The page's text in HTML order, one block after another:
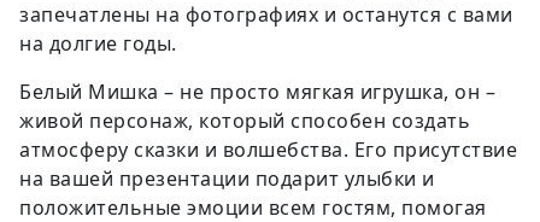
запечатлены на фотографиях и останутся с вами
на долгие годы.
Белый Мишка – не просто мягкая игрушка, он –
живой персонаж, который способен создать
атмосферу сказки и волшебства. Его присутствие
на вашей презентации подарит улыбки и
положительные эмоции всем гостям, помогая